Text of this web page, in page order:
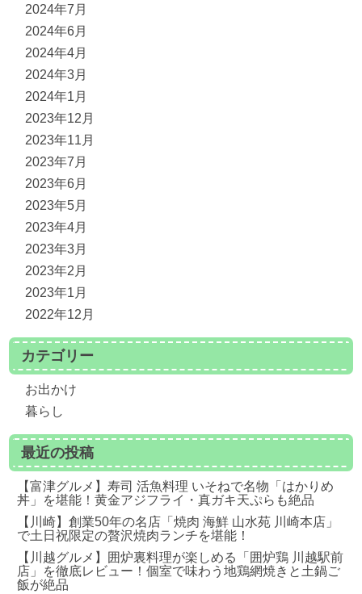
2024年7月
2024年6月
2024年4月
2024年3月
2024年1月
2023年12月
2023年11月
2023年7月
2023年6月
2023年5月
2023年4月
2023年3月
2023年2月
2023年1月
2022年12月
カテゴリー
お出かけ
暮らし
最近の投稿
【富津グルメ】寿司 活魚料理 いそねで名物「はかりめ
丼」を堪能！黄金アジフライ・真ガキ天ぷらも絶品
【川崎】創業50年の名店「焼肉 海鮮 山水苑 川崎本店」
で土日祝限定の贅沢焼肉ランチを堪能！
【川越グルメ】囲炉裏料理が楽しめる「囲炉鶏 川越駅前
店」を徹底レビュー！個室で味わう地鶏網焼きと土鍋ご
飯が絶品